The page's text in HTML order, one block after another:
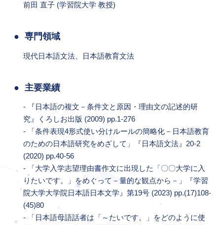
前田 直子 (学習院大学 教授)
専門領域
現代日本語文法、日本語教育文法
主要業績
- 『日本語の複文－条件文と原因・理由文の記述的研
究』くろしお出版 (2009) pp.1-276
- 「条件表現4形式使い分けルールの簡略化－日本語教育
のための日本語研究をめざして」『日本語文法』20-2
(2020) pp.40-56
- 「大学入学志望理由書作文に出現した「〇〇大学に入
りたいです。」をめぐって－量的な観点から－」『学習
院大学大学院日本語日本文学』第19号 (2023) pp.(17)108-
(45)80
- 「日本語母語話者は「～たいです。」をどのように使